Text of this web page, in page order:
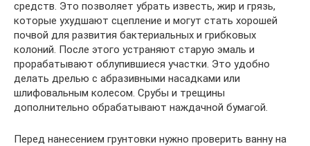
средств. Это позволяет убрать известь, жир и грязь,
которые ухудшают сцепление и могут стать хорошей
почвой для развития бактериальных и грибковых
колоний. После этого устраняют старую эмаль и
прорабатывают облупившиеся участки. Это удобно
делать дрелью с абразивными насадками или
шлифовальным колесом. Срубы и трещины
дополнительно обрабатывают наждачной бумагой.
Перед нанесением грунтовки нужно проверить ванну на